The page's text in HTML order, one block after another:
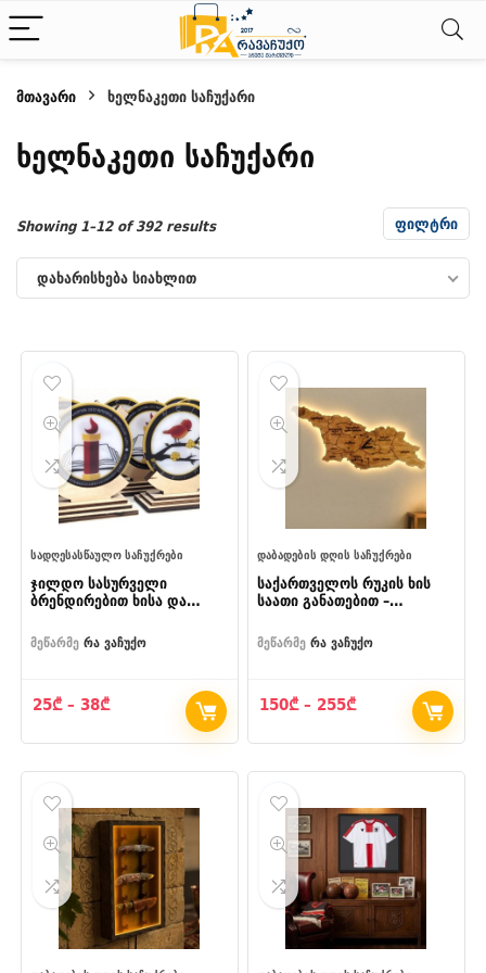
მთავარი ხელნაკეთი საჩუქარი
ხელნაკეთი საჩუქარი
ფილტრი
Showing 1–12 of 392 resultsSorted
by
დახარისხება სიახლით
ᲡᲐᲓᲦᲔᲡᲐᲡᲬᲐᲣᲚᲝ ᲡᲐᲩᲣᲥᲠᲔᲑᲘ
ჯილდო სასურველი
ბრენდირებით ხისა და
მეწარმე რა ვაჩუქო
25₾ – 38₾Price
25₾
through
ᲓᲐᲑᲐᲓᲔᲑᲘᲡ ᲓᲦᲘᲡ ᲡᲐᲩᲣᲥᲠᲔᲑᲘ
საქართველოს რუკის ხის
საათი განათებით –
მეწარმე რა ვაჩუქო
150₾ – 255₾Price
150₾
through